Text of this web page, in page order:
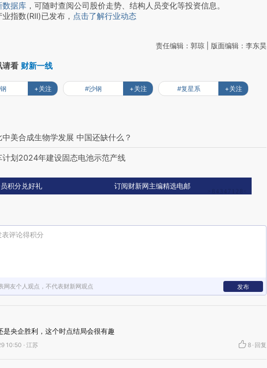
数据库 ，可随时查阅公司股价走势、结构人员变化等投资信息。
数(RII)已发布， 点击了解行业动态
责任编辑：郭琼 | 版面编辑：李东昊
请看 财新一线
+关注 #沙钢 +关注 #复星系 +关注
美合成生物学发展 中国还缺什么？
计划2024年建设固态电池示范产线
积分兑好礼 订阅财新网主编精选电邮
表评论得积分
网友个人观点，不代表财新网观点 发布
是央企胜利，这个时点结局会很有趣
10:50 · 江苏 8 · 回复